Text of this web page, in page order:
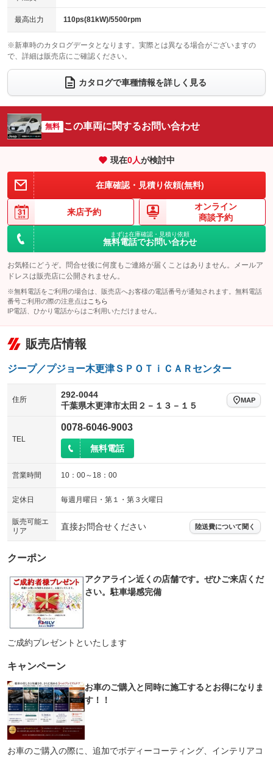
チップアップシート
：装備なし
：装備なし ：装備なし
ウォークスルー
：装備なし
電動リアゲート フロントカメラ
：装備なし
：装備なし ：装備なし
サイドカメラ
：装備なし ルーフレール
：装備なし
：装備なし
：装備なし
最高出力 110ps(81kW)/5500rpm
※新車時のカタログデータとなります。実際とは異なる場合がございますの
で、詳細は販売店にご確認ください。
カタログで車種情報を詳しく見る
無料 この車両に関するお問い合わせ
現在0人が検討中
在庫確認・見積り依頼(無料)
来店予約
オンライン
商談予約
まずは在庫確認・見積り依頼
無料電話でお問い合わせ
お気軽にどうぞ。問合せ後に何度もご連絡が届くことはありません。メールア
ドレスは販売店に公開されません。
※無料電話をご利用の場合は、販売店へお客様の電話番号が通知されます。無料電話
番号ご利用の際の注意点は こちら
IP電話、ひかり電話からはご利用いただけません。
販売店情報
ジープ／プジョー木更津ＳＰＯＴｉＣＡＲセンター
住所
292-0044
千葉県木更津市太田２－１３－１５
MAP
TEL
0078-6046-9003
無料電話
営業時間 10：00～18：00
定休日 毎週月曜日・第１・第３火曜日
販売可能エ
リア
直接お問合せください 陸送費について聞く
クーポン
アクアライン近くの店舗です。ぜひご来店くだ
さい。駐車場感完備
ご成約プレゼントといたします
キャンペーン
お車のご購入と同時に施工するとお得になりま
す！！
お車のご購入の際に、追加でボディーコーティング、インテリアコ